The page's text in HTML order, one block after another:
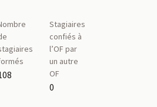
Stagiaires
confiés à
l’OF par
un autre
OF
0